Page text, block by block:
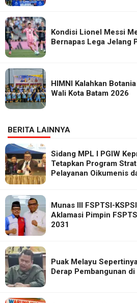
Kondisi Lionel Messi
Bernapas Lega Jelang
HIMNI Kalahkan
Wali Kota Batam 2026
BERITA LAINNYA
Sidang MPL I PGIW
Tetapkan Program
Pelayanan Oikumenis
Munas III FSPTSI-
Aklamasi Pimpin
2031
Puak Melayu
Derap Pembangunan di